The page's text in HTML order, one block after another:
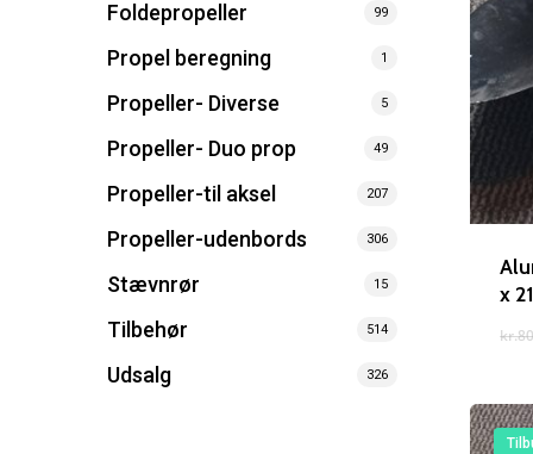
Søg efter et produkt, og tryk på enter
Foldepropeller 99
Propel beregning 1
Propeller- Diverse 5
Propeller- Duo prop 49
Propeller-til aksel 207
Propeller-udenbords 306
Stævnrør 15
Tilbehør 514
Udsalg 326
x
kr.